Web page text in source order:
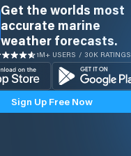
Get the worlds most
accurate marine
weather forecasts.
1M+ USERS / 30K RATINGS
Sign Up Free Now